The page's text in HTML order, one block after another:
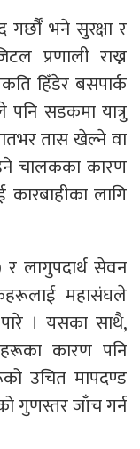
भने सुरक्षा र
प्रणाली राख्न
हिँडेर बसपार्क
पनि सडकमा यात्रु
तास खेल्ने वा
चालकका कारण
लागि
लागुपदार्थ सेवन
महासंघले
। यसका साथै,
कारण पनि
उचित मापदण्ड
गुणस्तर जाँच गर्न